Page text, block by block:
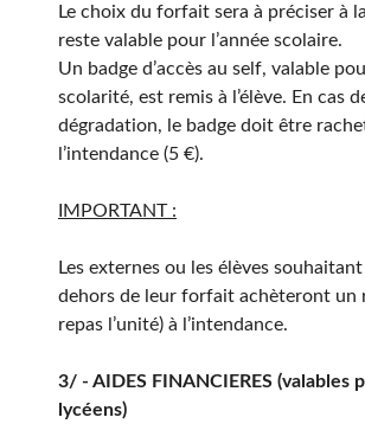
Le choix du forfait sera à préciser à
reste valable pour l’année scolaire.
Un badge d’accès au self, valable
scolarité, est remis à l’élève. En cas
dégradation, le badge doit être
l’intendance (5 €).
IMPORTANT :
Les externes ou les élèves
dehors de leur forfait achèteront un
repas l’unité) à l’intendance.
3/ - AIDES FINANCIERES (valables
lycéens)